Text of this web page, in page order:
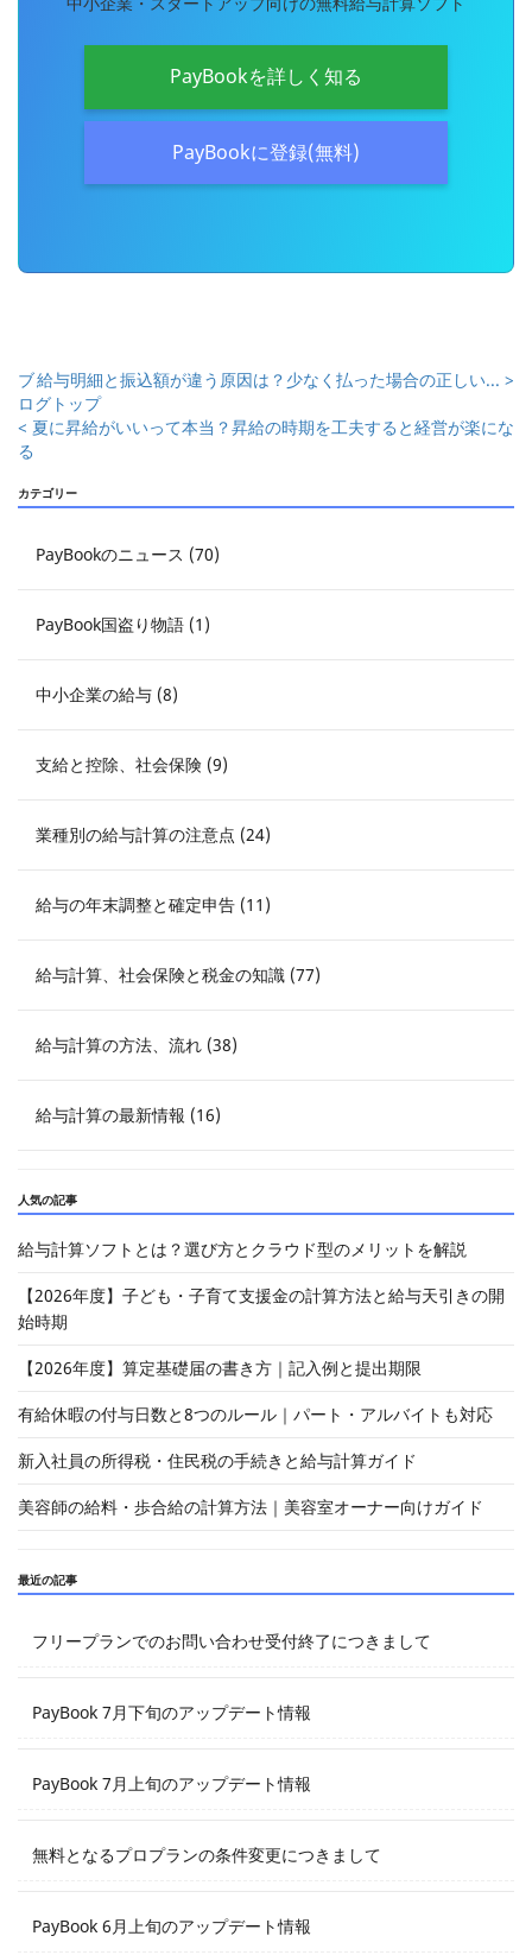
PayBookを詳しく知る
PayBookに登録(無料)
給与明細と振込額が違う原因は？少なく払った場合の正しい... >
ブ
ログトップ
< 夏に昇給がいいって本当？昇給の時期を工夫すると経営が楽にな
る
カテゴリー
PayBookのニュース (70)
PayBook国盗り物語 (1)
中小企業の給与 (8)
支給と控除、社会保険 (9)
業種別の給与計算の注意点 (24)
給与の年末調整と確定申告 (11)
給与計算、社会保険と税金の知識 (77)
給与計算の方法、流れ (38)
給与計算の最新情報 (16)
人気の記事
給与計算ソフトとは？選び方とクラウド型のメリットを解説
【2026年度】子ども・子育て支援金の計算方法と給与天引きの開
始時期
【2026年度】算定基礎届の書き方｜記入例と提出期限
有給休暇の付与日数と8つのルール｜パート・アルバイトも対応
新入社員の所得税・住民税の手続きと給与計算ガイド
美容師の給料・歩合給の計算方法｜美容室オーナー向けガイド
最近の記事
フリープランでのお問い合わせ受付終了につきまして
PayBook 7月下旬のアップデート情報
PayBook 7月上旬のアップデート情報
無料となるプロプランの条件変更につきまして
PayBook 6月上旬のアップデート情報